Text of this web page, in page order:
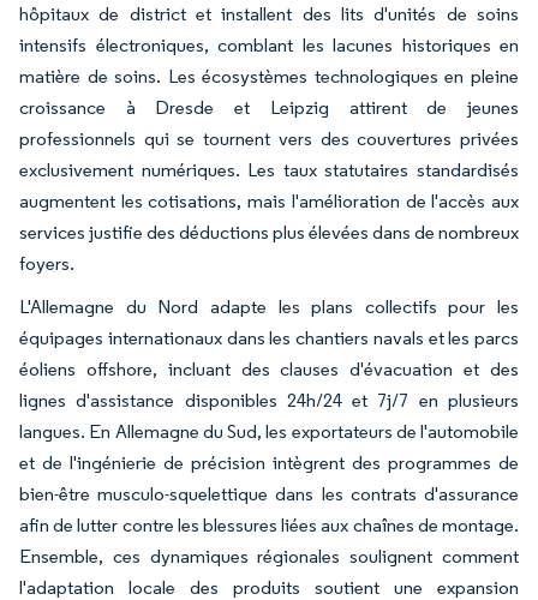
hôpitaux de district et installent des lits d'unités de soins
intensifs électroniques, comblant les lacunes historiques en
matière de soins. Les écosystèmes technologiques en pleine
croissance à Dresde et Leipzig attirent de jeunes
professionnels qui se tournent vers des couvertures privées
exclusivement numériques. Les taux statutaires standardisés
augmentent les cotisations, mais l'amélioration de l'accès aux
services justifie des déductions plus élevées dans de nombreux
foyers.
L'Allemagne du Nord adapte les plans collectifs pour les
équipages internationaux dans les chantiers navals et les parcs
éoliens offshore, incluant des clauses d'évacuation et des
lignes d'assistance disponibles 24h/24 et 7j/7 en plusieurs
langues. En Allemagne du Sud, les exportateurs de l'automobile
et de l'ingénierie de précision intègrent des programmes de
bien-être musculo-squelettique dans les contrats d'assurance
afin de lutter contre les blessures liées aux chaînes de montage.
Ensemble, ces dynamiques régionales soulignent comment
l'adaptation locale des produits soutient une expansion